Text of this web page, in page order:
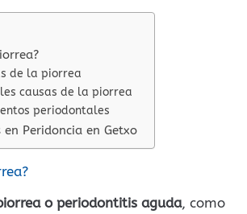
de la piorrea
causas de la piorrea
periodontales
en Peridoncia en Getxo
o periodontitis aguda, como